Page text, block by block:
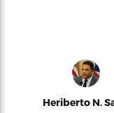
Heriberto N.